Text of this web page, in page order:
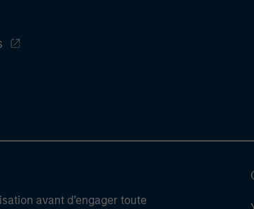
avant d’engager toute